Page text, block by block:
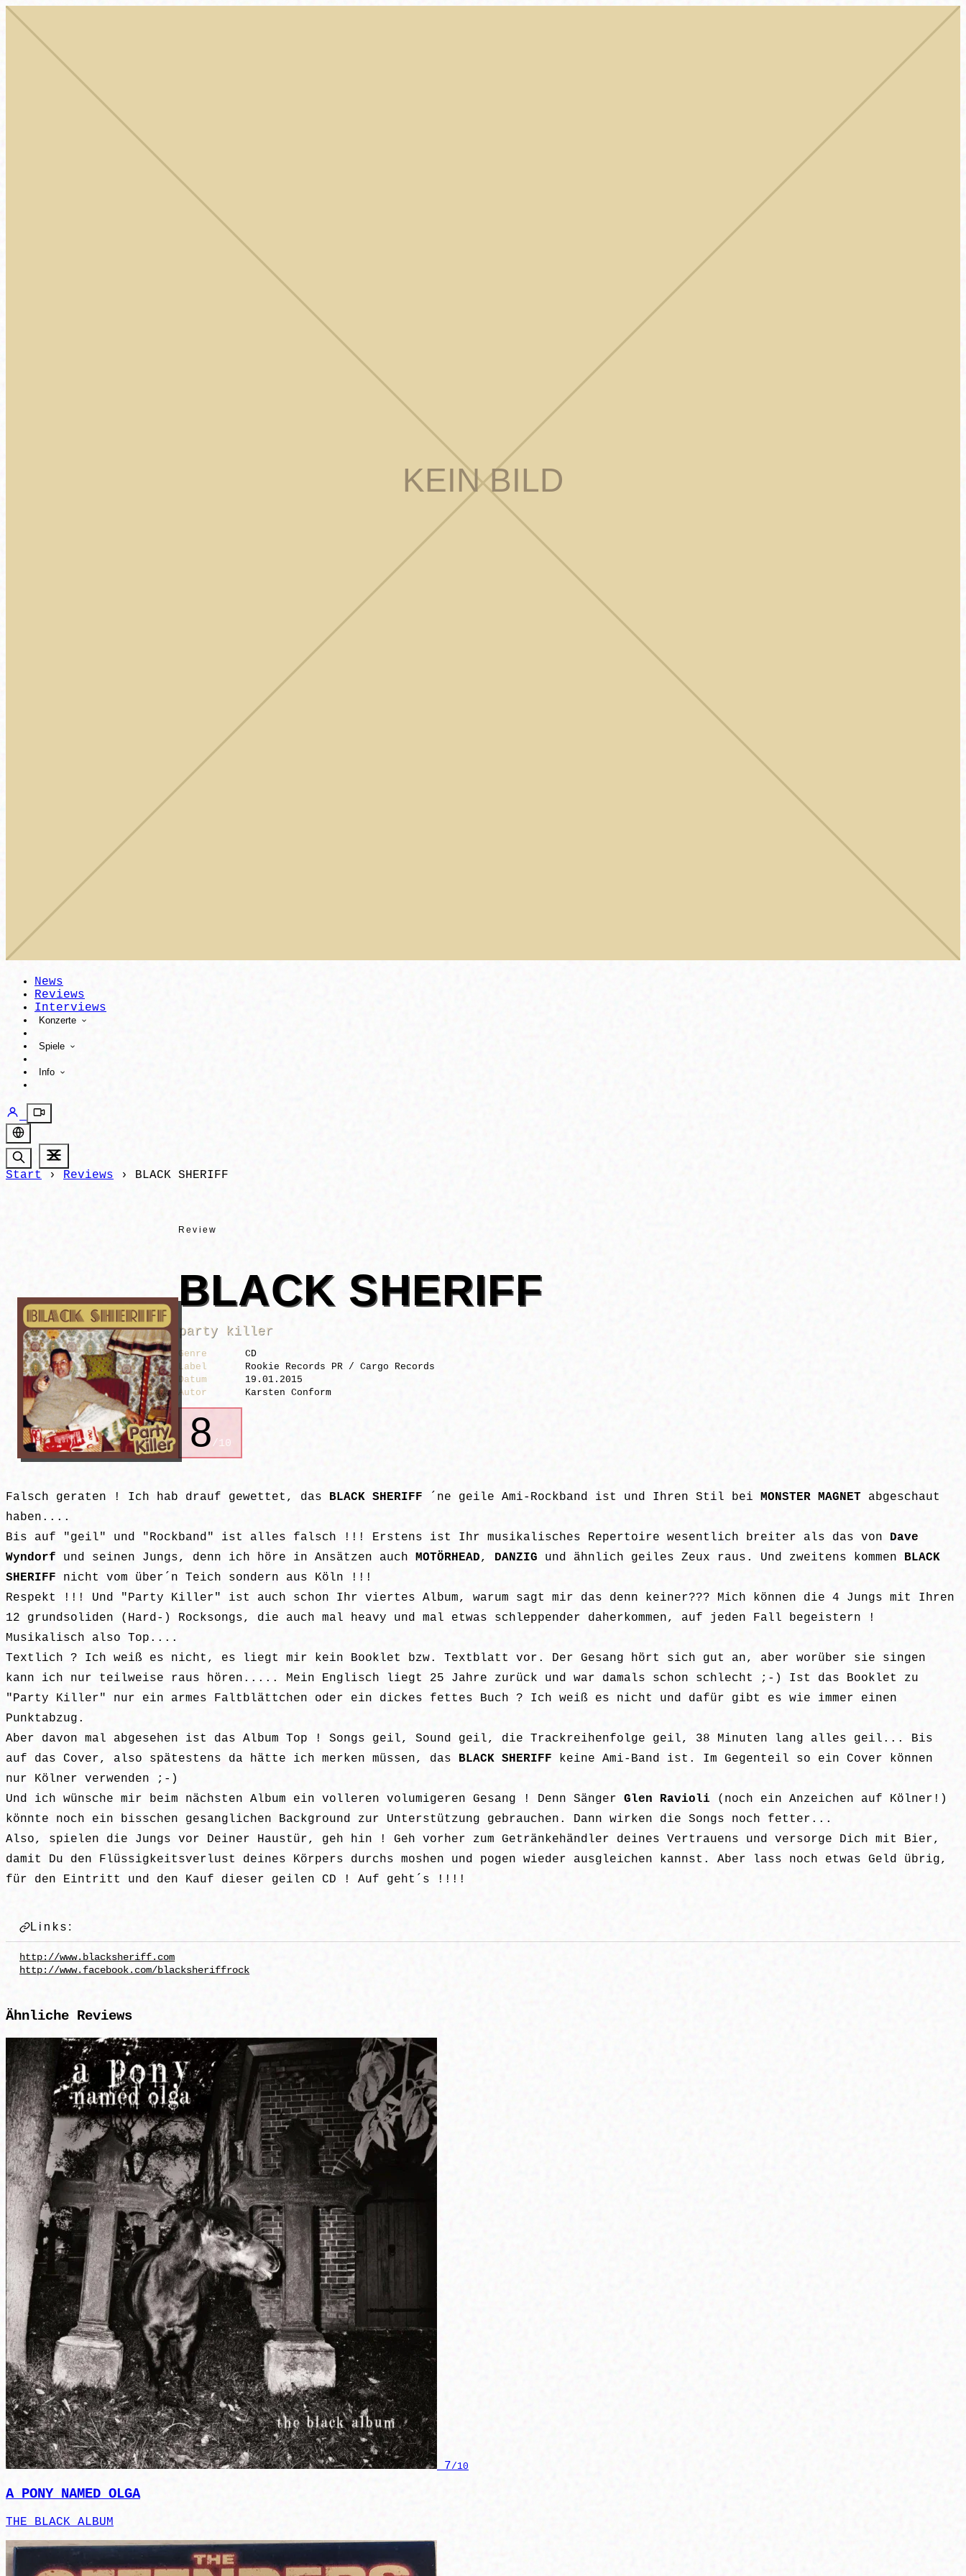
News
Reviews
Interviews
Konzerte
Spiele
Info
Start › Reviews › BLACK SHERIFF
Review
BLACK SHERIFF
party killer
Genre
CD
Label
Rookie Records PR / Cargo Records
Datum
19.01.2015
Autor
Karsten Conform
8/10
Falsch geraten ! Ich hab drauf gewettet, das BLACK SHERIFF ´ne geile Ami-Rockband ist und Ihren Stil bei MONSTER MAGNET abgeschaut
haben....
Bis auf "geil" und "Rockband" ist alles falsch !!! Erstens ist Ihr musikalisches Repertoire wesentlich breiter als das von Dave
Wyndorf und seinen Jungs, denn ich höre in Ansätzen auch MOTÖRHEAD, DANZIG und ähnlich geiles Zeux raus. Und zweitens kommen BLACK
SHERIFF nicht vom über´n Teich sondern aus Köln !!!
Respekt !!! Und "Party Killer" ist auch schon Ihr viertes Album, warum sagt mir das denn keiner??? Mich können die 4 Jungs mit Ihren
12 grundsoliden (Hard-) Rocksongs, die auch mal heavy und mal etwas schleppender daherkommen, auf jeden Fall begeistern !
Musikalisch also Top....
Textlich ? Ich weiß es nicht, es liegt mir kein Booklet bzw. Textblatt vor. Der Gesang hört sich gut an, aber worüber sie singen
kann ich nur teilweise raus hören..... Mein Englisch liegt 25 Jahre zurück und war damals schon schlecht ;-) Ist das Booklet zu
"Party Killer" nur ein armes Faltblättchen oder ein dickes fettes Buch ? Ich weiß es nicht und dafür gibt es wie immer einen
Punktabzug.
Aber davon mal abgesehen ist das Album Top ! Songs geil, Sound geil, die Trackreihenfolge geil, 38 Minuten lang alles geil... Bis
auf das Cover, also spätestens da hätte ich merken müssen, das BLACK SHERIFF keine Ami-Band ist. Im Gegenteil so ein Cover können
nur Kölner verwenden ;-)
Und ich wünsche mir beim nächsten Album ein volleren volumigeren Gesang ! Denn Sänger Glen Ravioli (noch ein Anzeichen auf Kölner!)
könnte noch ein bisschen gesanglichen Background zur Unterstützung gebrauchen. Dann wirken die Songs noch fetter...
Also, spielen die Jungs vor Deiner Haustür, geh hin ! Geh vorher zum Getränkehändler deines Vertrauens und versorge Dich mit Bier,
damit Du den Flüssigkeitsverlust deines Körpers durchs moshen und pogen wieder ausgleichen kannst. Aber lass noch etwas Geld übrig,
für den Eintritt und den Kauf dieser geilen CD ! Auf geht´s !!!!
Links:
http://www.blacksheriff.com
http://www.facebook.com/blacksheriffrock
Ähnliche Reviews
7/10
A PONY NAMED OLGA
THE BLACK ALBUM